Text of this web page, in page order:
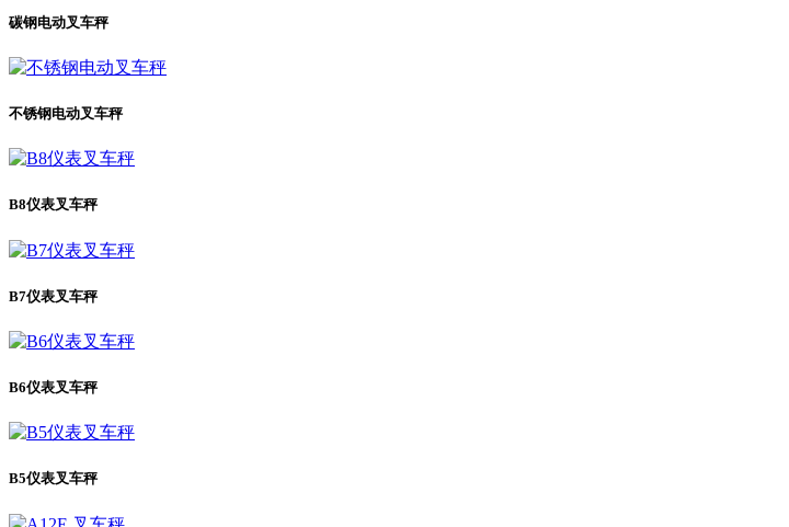
碳钢电动叉车秤
不锈钢电动叉车秤
B8仪表叉车秤
B7仪表叉车秤
B6仪表叉车秤
B5仪表叉车秤